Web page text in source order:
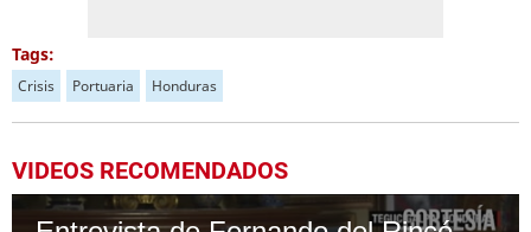
Tags:
Crisis Portuaria Honduras
VIDEOS RECOMENDADOS